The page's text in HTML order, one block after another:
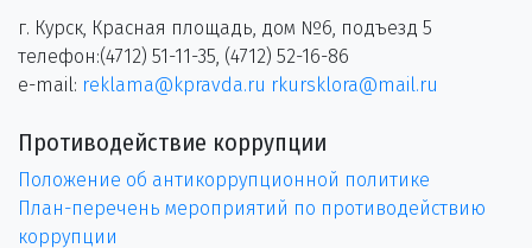
г. Курск, Красная площадь, дом №6, подъезд 5
телефон:(4712) 51-11-35, (4712) 52-16-86
e-mail: reklama@kpravda.ru rkursklora@mail.ru
Противодействие коррупции
Положение об антикоррупционной политике
План-перечень мероприятий по противодействию
коррупции